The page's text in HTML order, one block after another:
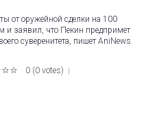
от оружейной сделки на 100
заявил, что Пекин предпримет
суверенитета, пишет AniNews.
0 (0 votes)